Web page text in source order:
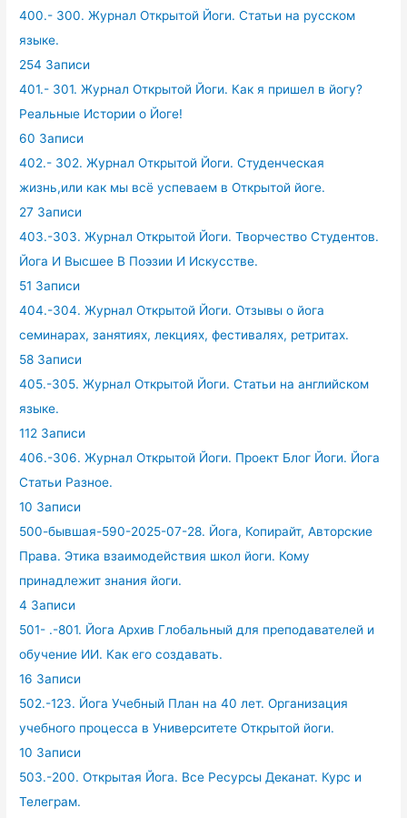
400.- 300. Журнал Открытой Йоги. Статьи на русском
языке.
254 Записи
401.- 301. Журнал Открытой Йоги. Как я пришел в йогу?
Реальные Истории о Йоге!
60 Записи
402.- 302. Журнал Открытой Йоги. Студенческая
жизнь,или как мы всё успеваем в Открытой йоге.
27 Записи
403.-303. Журнал Открытой Йоги. Творчество Студентов.
Йога И Высшее В Поэзии И Искусстве.
51 Записи
404.-304. Журнал Открытой Йоги. Отзывы о йога
семинарах, занятиях, лекциях, фестивалях, ретритах.
58 Записи
405.-305. Журнал Открытой Йоги. Статьи на английском
языке.
112 Записи
406.-306. Журнал Открытой Йоги. Проект Блог Йоги. Йога
Статьи Разное.
10 Записи
500-бывшая-590-2025-07-28. Йога, Копирайт, Авторские
Права. Этика взаимодействия школ йоги. Кому
принадлежит знания йоги.
4 Записи
501- .-801. Йога Архив Глобальный для преподавателей и
обучение ИИ. Как его создавать.
16 Записи
502.-123. Йога Учебный План на 40 лет. Организация
учебного процесса в Университете Открытой йоги.
10 Записи
503.-200. Открытая Йога. Все Ресурсы Деканат. Курс и
Телеграм.